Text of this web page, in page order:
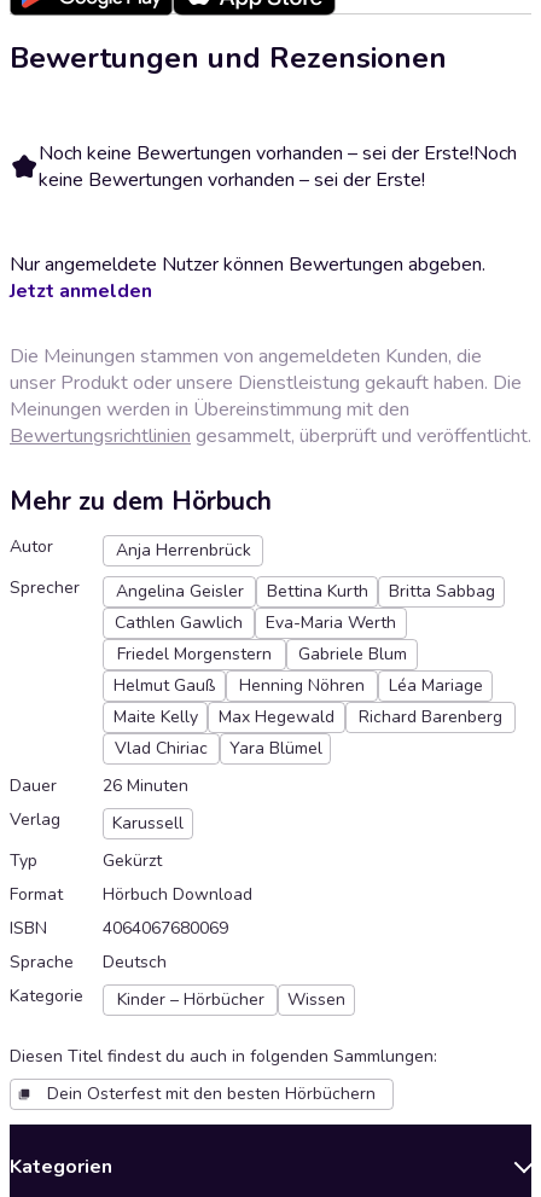
Bewertungen und Rezensionen
Noch keine Bewertungen vorhanden – sei der Erste!Noch
keine Bewertungen vorhanden – sei der Erste!
Nur angemeldete Nutzer können Bewertungen abgeben.
Jetzt anmelden
Die Meinungen stammen von angemeldeten Kunden, die
unser Produkt oder unsere Dienstleistung gekauft haben. Die
Meinungen werden in Übereinstimmung mit den
Bewertungsrichtlinien gesammelt, überprüft und veröffentlicht.
Mehr zu dem Hörbuch
Autor
Anja Herrenbrück
Sprecher
Angelina Geisler Bettina Kurth
Britta Sabbag
Cathlen Gawlich
Eva-Maria Werth
Friedel Morgenstern
Gabriele Blum
Helmut Gauß
Henning Nöhren
Léa Mariage
Maite Kelly
Max Hegewald
Richard Barenberg
Vlad Chiriac
Yara Blümel
Dauer
26 Minuten
Verlag
Karussell
Typ
Gekürzt
Format
Hörbuch Download
ISBN
4064067680069
Sprache
Deutsch
Kategorie
Kinder – Hörbücher Wissen
Diesen Titel findest du auch in folgenden Sammlungen:
Dein Osterfest mit den besten Hörbüchern
Kategorien